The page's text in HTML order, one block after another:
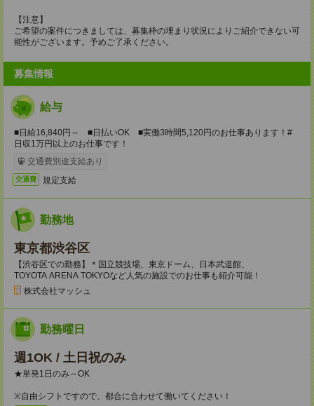
【注意】
ご希望の案件につきましては、募集枠の埋まり状況によりご紹介できない可
能性がございます。予めご了承ください。
募集情報
給与
■日給16,840円～ ■日払いOK ■実働3時間5,120円のお仕事あります！#
日収1万円以上のお仕事です！
交通費別途支給あり
交通費 規定支給
勤務地
東京都渋谷区
【渋谷区での勤務】＊国立競技場、東京ドーム、日本武道館、
TOYOTA ARENA TOKYOなど人気の施設でのお仕事も紹介可能！
株式会社マッシュ
勤務曜日
週1OK / 土日祝のみ
★単発1日のみ～OK
※自由シフトですので、都合に合わせて働いてください！